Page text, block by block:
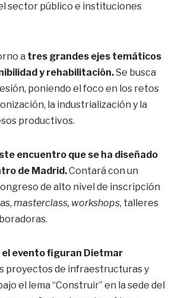
sector público e instituciones
a tres grandes ejes temáticos
y rehabilitación.Se busca
poniendo el foco en los retos
la industrialización y la
productivos.
encuentro que se ha diseñado
de Madrid.Contará con un
de alto nivel de inscripción
masterclass, workshops, talleres
evento figuran Dietmar
proyectos de infraestructuras y
el lema “Construir” en la sede del